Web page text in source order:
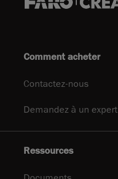
Comment acheter
Contactez-nous
Demandez à un expert
Ressources